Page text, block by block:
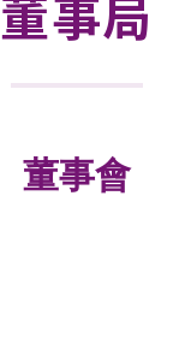
董事局
董事會